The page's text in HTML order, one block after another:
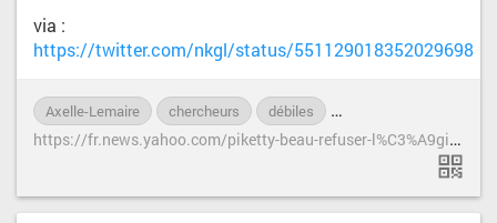
via :
https://twitter.com/nkgl/status/551129018352029698
Axelle-Lemaire chercheurs débiles
h
ttps://fr.news.yahoo.com/piketty-beau-refuser-l%C3%A9gion-dhonneur-reste-nomm%C3%A9-141859405.html